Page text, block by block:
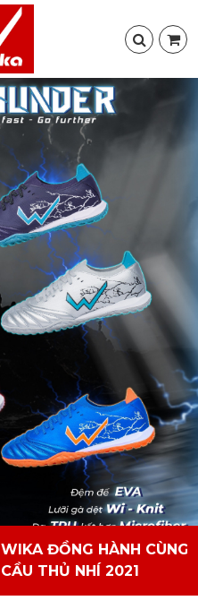
WIKA ĐỒNG HÀNH CÙNG
CẦU THỦ NHÍ 2021